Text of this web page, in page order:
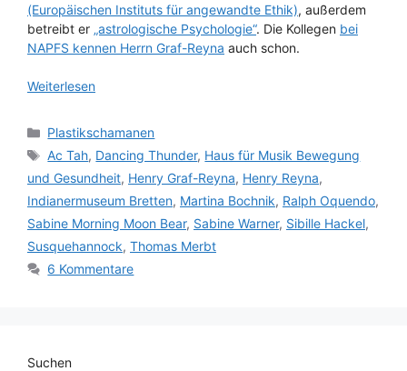
(Europäischen Instituts für angewandte Ethik), außerdem
betreibt er „astrologische Psychologie“. Die Kollegen bei
NAPFS kennen Herrn Graf-Reyna auch schon.
Weiterlesen
Kategorien
Plastikschamanen
Schlagwörter
Ac Tah, Dancing Thunder, Haus für Musik Bewegung
und Gesundheit, Henry Graf-Reyna, Henry Reyna,
Indianermuseum Bretten, Martina Bochnik, Ralph Oquendo,
Sabine Morning Moon Bear, Sabine Warner, Sibille Hackel,
Susquehannock, Thomas Merbt
6 Kommentare
Suchen